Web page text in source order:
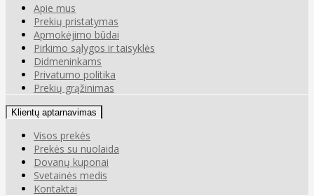
Apie mus
Prekių pristatymas
Apmokėjimo būdai
Pirkimo sąlygos ir taisyklės
Didmeninkams
Privatumo politika
Prekių grąžinimas
Klientų aptarnavimas
Visos prekės
Prekės su nuolaida
Dovanų kuponai
Svetainės medis
Kontaktai